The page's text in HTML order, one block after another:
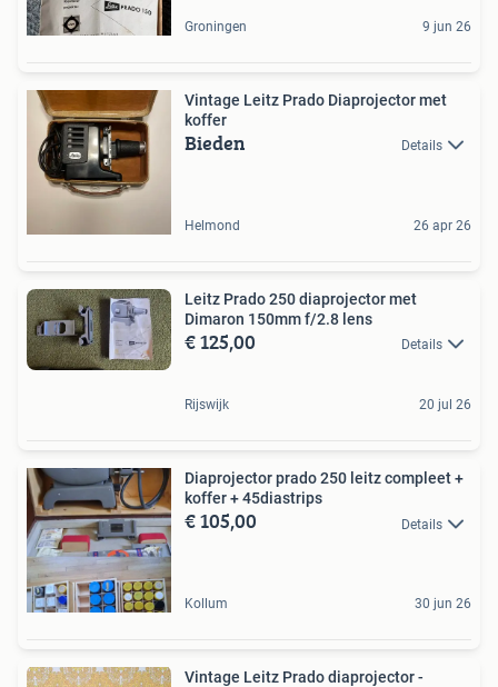
Groningen 9 jun 26
Vintage Leitz Prado Diaprojector met
koffer
Bieden Details
Helmond 26 apr 26
Leitz Prado 250 diaprojector met
Dimaron 150mm f/2.8 lens
€ 125,00 Details
Rijswijk 20 jul 26
Diaprojector prado 250 leitz compleet +
koffer + 45diastrips
€ 105,00 Details
Kollum 30 jun 26
Vintage Leitz Prado diaprojector -